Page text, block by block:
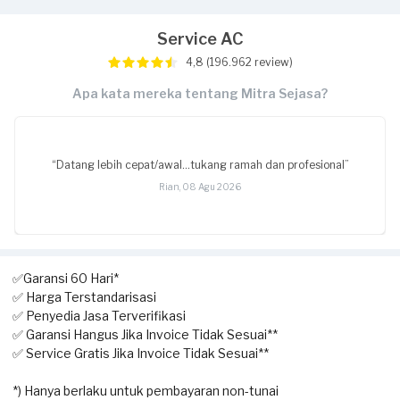
Service AC
4,8 (196.962 review)
Apa kata mereka tentang Mitra Sejasa?
“Datang lebih cepat/awal...tukang ramah dan profesional”
Rian, 08 Agu 2026
✅Garansi 60 Hari*
✅ Harga Terstandarisasi
✅ Penyedia Jasa Terverifikasi
✅ Garansi Hangus Jika Invoice Tidak Sesuai**
✅ Service Gratis Jika Invoice Tidak Sesuai**
*) Hanya berlaku untuk pembayaran non-tunai